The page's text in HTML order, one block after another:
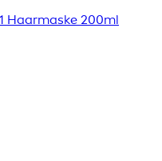
Haarmaske 200ml